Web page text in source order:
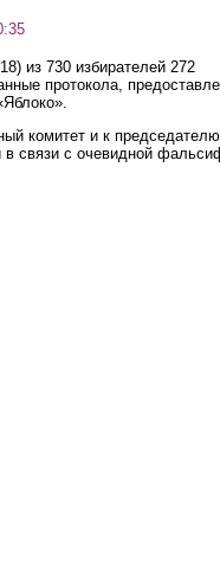
из 730 избирателей 272
протокола,
комитет и к председателю
связи с очевидной